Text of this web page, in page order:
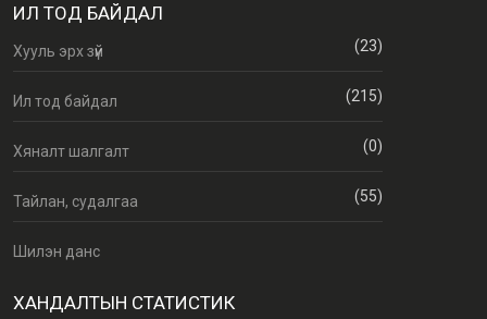
ИЛ ТОД БАЙДАЛ
Хууль эрх зүй (23)
Ил тод байдал (215)
Хяналт шалгалт (0)
Тайлан, судалгаа (55)
Шилэн данс
ХАНДАЛТЫН СТАТИСТИК